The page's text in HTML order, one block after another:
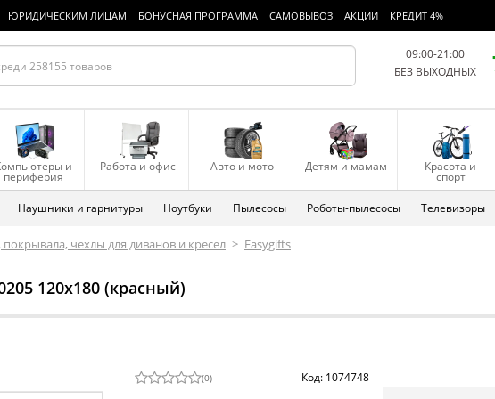
ЮРИДИЧЕСКИМ ЛИЦАМ БОНУСНАЯ ПРОГРАММА САМОВЫВОЗ АКЦИИ КРЕДИТ 4%
09:00-21:00
БЕЗ ВЫХОДНЫХ
и
периферия
Работа и офис Авто и мото Детям и мамам Красота и
спорт
Наушники и гарнитуры Ноутбуки Пылесосы Роботы-пылесосы Телевизоры
чехлы для диванов и кресел > Easygifts
120x180 (красный)
(0) Код: 1074748